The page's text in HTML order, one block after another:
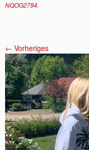
NQOG2794.
← Vorheriges